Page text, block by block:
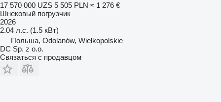
17 570 000 UZS 5 505 PLN ≈ 1 276 €
Шнековый погрузчик
2026
2.04 л.с. (1.5 кВт)
Польша, Odolanów, Wielkopolskie
DC Sp. z o.o.
Связаться с продавцом